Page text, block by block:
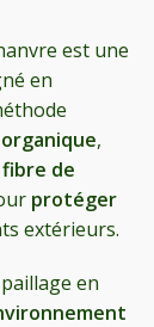
est une
en
,
fibre de
protéger
extérieurs.
en